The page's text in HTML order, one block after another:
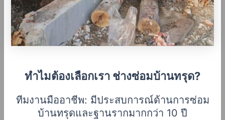
ทำไมต้องเลือกเรา ช่างซ่อมบ้านทรุด?
ทีมงานมืออาชีพ: มีประสบการณ์ด้านการซ่อม
บ้านทรุดและฐานรากมากกว่า 10 ปี